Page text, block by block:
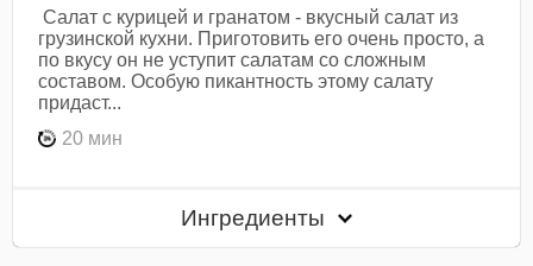
Салат с курицей и гранатом - вкусный салат из
грузинской кухни. Приготовить его очень просто, а
по вкусу он не уступит салатам со сложным
составом. Особую пикантность этому салату
придаст...
20 мин
Ингредиенты